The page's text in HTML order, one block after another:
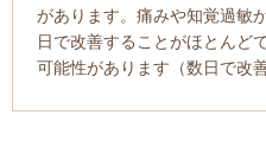
があります。痛みや知覚過敏
日で改善することがほとんど
可能性があります（数日で改